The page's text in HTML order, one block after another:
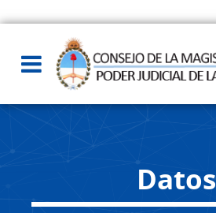
Datos